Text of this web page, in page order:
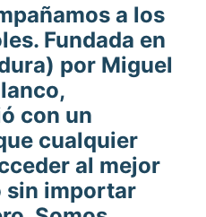
a los
Fundada en
por Miguel
con un
cualquier
al mejor
sin importar